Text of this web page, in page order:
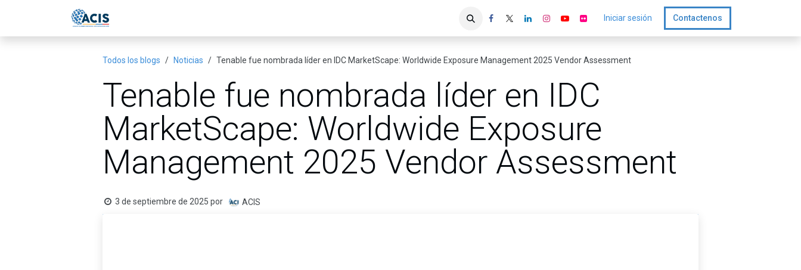
Iniciar sesión Contactenos
Todos los blogs Noticias Tenable fue nombrada líder en IDC MarketScape: Worldwide Exposure Management 2025 Vendor Assessment
Tenable fue nombrada líder en IDC
MarketScape: Worldwide Exposure
Management 2025 Vendor Assessment
3 de septiembre de 2025 por ACIS